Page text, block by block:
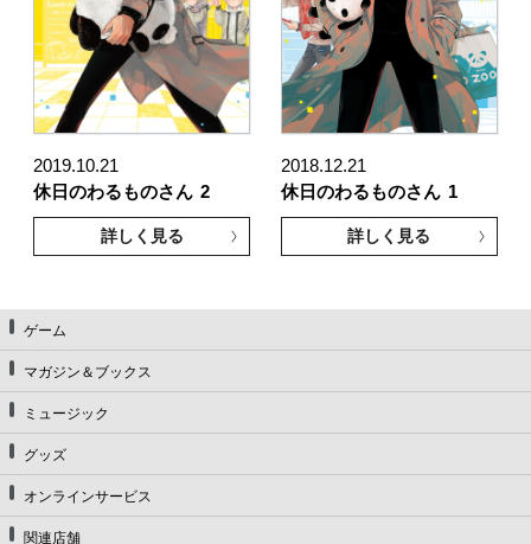
2019.10.21
休日のわるものさん 2
詳しく見る
2018.12.21
休日のわるものさん 1
詳しく見る
ゲーム
マガジン＆ブックス
ミュージック
グッズ
オンラインサービス
関連店舗